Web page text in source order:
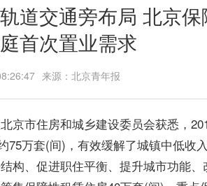
道交通旁布局 北京
首次置业需求
来源：北京青年报
京市住房和城乡建设委员会获悉，
75万套(间)，有效缓解了城镇中低收
构、促进职住平衡、提升城市功能